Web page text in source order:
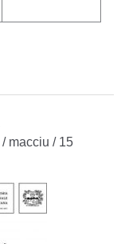
/ macciu / 15